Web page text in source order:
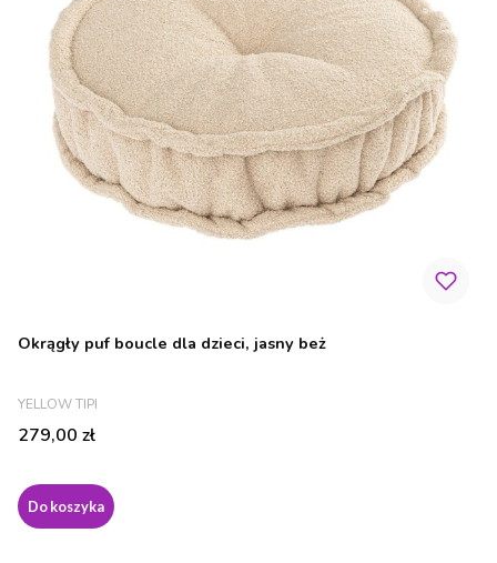
Okrągły puf boucle dla dzieci, jasny beż
PRODUCENT
YELLOW TIPI
Cena
279,00 zł
Do koszyka